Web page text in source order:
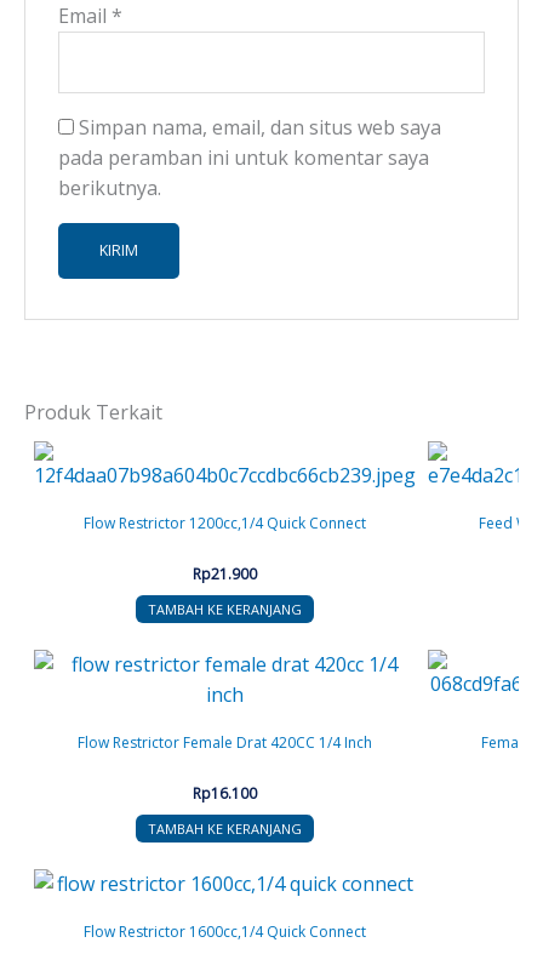
Email *
Simpan nama, email, dan situs web saya
pada peramban ini untuk komentar saya
berikutnya.
Produk Terkait
Flow Restrictor 1200cc,1/4 Quick Connect
Rp21.900
TAMBAH KE KERANJANG
Feed
Flow Restrictor Female Drat 420CC 1/4 Inch
Rp16.100
TAMBAH KE KERANJANG
Female
Flow Restrictor 1600cc,1/4 Quick Connect